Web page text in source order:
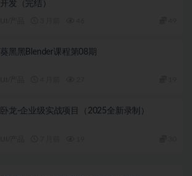
开发（完结）
葵黑黑Blender课程第08期
卧龙-企业级实战项目（2025全新录制）